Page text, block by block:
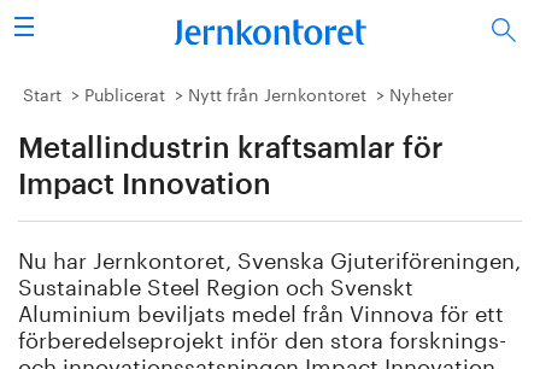
Sök
Stålindustrin
Vision 2050
Energi/miljö
Vi tycker
Start Publicerat Nytt från Jernkontoret Nyheter
Metallindustrin kraftsamlar för
Impact Innovation
Nu har Jernkontoret, Svenska Gjuteriföreningen,
Sustainable Steel Region och Svenskt
Aluminium beviljats medel från Vinnova för ett
förberedelseprojekt inför den stora forsknings-